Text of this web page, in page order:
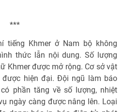
***
tiếng Khmer ở Nam bộ không
thức lẫn nội dung. Số lượng
Khmer được mở rộng. Cơ sở vật
hiện đại. Đội ngũ làm báo
phần tăng về số lượng, nhiệt
ngày càng được nâng lên. Loại